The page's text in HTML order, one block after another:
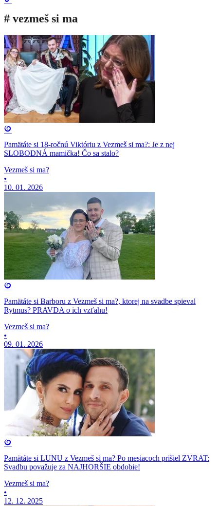
# vezmeš si ma
Pamätáte si 18-ročnú Viktóriu z Vezmeš si ma?: Je z nej
SLOBODNÁ mamička! Čo sa stalo?
Vezmeš si ma?
•
10. 01. 2026
Pamätáte si Barboru z Vezmeš si ma?, ktorej na svadbe spieval
Rytmus? PRAVDA o ich vzťahu!
Vezmeš si ma?
•
09. 01. 2026
Pamätáte si LUNU z Vezmeš si ma? Po mesiacoch prišiel ZVRAT:
Svadbu považuje za NAJHORŠIE obdobie!
Vezmeš si ma?
•
12. 12. 2025